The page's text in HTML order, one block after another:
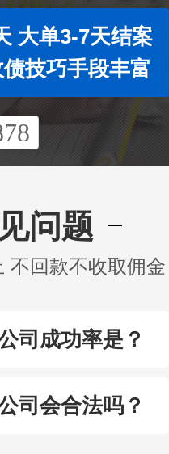
大单3-7天结案
技巧手段丰富
问题
不回款不收取佣金
司成功率是？
司会合法吗？